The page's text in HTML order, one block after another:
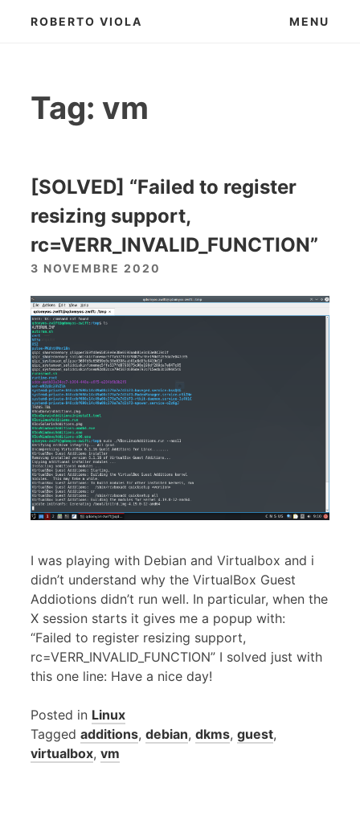
ROBERTO VIOLA MENU
Tag: vm
[SOLVED] “Failed to register
resizing support,
rc=VERR_INVALID_FUNCTION”
3 NOVEMBRE 2020
I was playing with Debian and Virtualbox and i
didn’t understand why the VirtualBox Guest
Addiotions didn’t run well. In particular, when the
X session starts it gives me a popup with:
“Failed to register resizing support,
rc=VERR_INVALID_FUNCTION” I solved just with
this one line: Have a nice day!
Posted in Linux
Tagged additions, debian, dkms, guest,
virtualbox, vm